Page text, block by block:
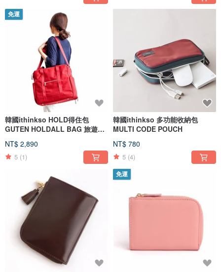
免運
韓國ithinkso HOLD得住包
GUTEN HOLDALL BAG 旅遊
包
NT$ 2,890
5 (1)
韓國ithinkso 多功能收納包
MULTI CODE POUCH
NT$ 780
5 (4)
免運